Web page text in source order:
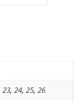
23, 24, 25, 26